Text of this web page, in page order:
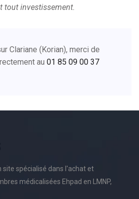
tout investissement.
Clariane (Korian), merci de
au 01 85 09 00 37
site spécialisé dans l'achat et
médicalisées Ehpad en LMNP,